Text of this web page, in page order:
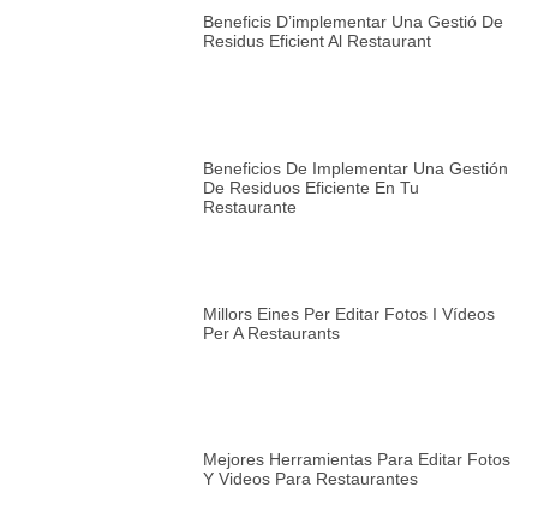
Beneficis D’implementar Una Gestió De
Residus Eficient Al Restaurant
Beneficios De Implementar Una Gestión
De Residuos Eficiente En Tu
Restaurante
Millors Eines Per Editar Fotos I Vídeos
Per A Restaurants
Mejores Herramientas Para Editar Fotos
Y Videos Para Restaurantes